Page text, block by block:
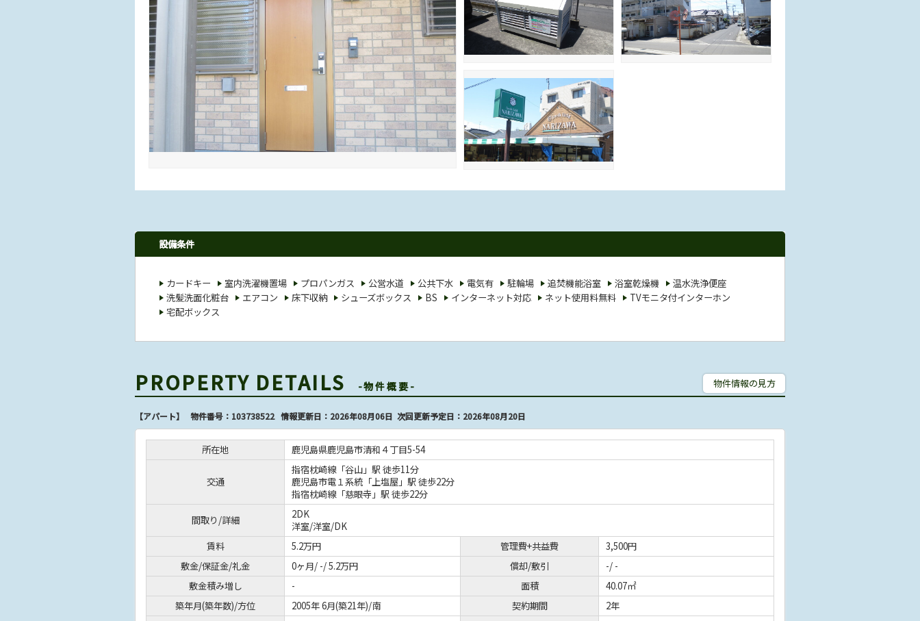
設備条件
カードキー 室内洗濯機置場 プロパンガス 公営水道 公共下水 電気有 駐輪場 追焚機能浴室 浴室乾燥機
温水洗浄便座
洗髪洗面化粧台
エアコン 床下収納 シューズボックス BS インターネット対応 ネット使用料無料
TVモニタ付インターホン
宅配ボックス
PROPERTY DETAILS -物件概要- 物件情報の見方
【アパート】 物件番号：103738522 情報更新日：2026年08月06日 次回更新予定日：2026年08月20日
所在地 鹿児島県鹿児島市清和４丁目5-54
交通
指宿枕崎線「谷山」駅 徒歩11分
鹿児島市電１系統「上塩屋」駅 徒歩22分
指宿枕崎線「慈眼寺」駅 徒歩22分
間取り/詳細
2DK
洋室/洋室/DK
賃料
5.2万円 管理費+共益費
3,500円
敷金/保証金/礼金
0ヶ月/ -/ 5.2万円 償却/敷引
-/ -
敷金積み増し
- 面積
40.07㎡
築年月(築年数)/方位
2005年 6月(築21年)/南 契約期間
2年